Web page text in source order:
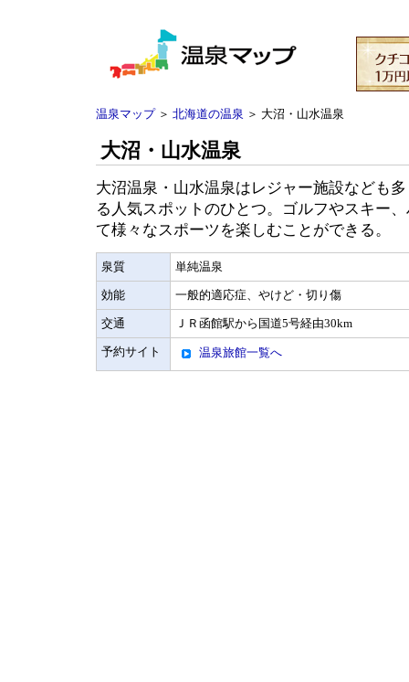
温泉マップ＞ 北海道の温泉 ＞ 大沼・山水温泉
大沼・山水温泉
大沼温泉・山水温泉はレジャー施設なども
る人気スポットのひとつ。ゴルフやスキー
て様々なスポーツを楽しむことができる。
泉質 単純温泉
効能 一般的適応症、やけど・切り傷
交通 ＪＲ函館駅から国道5号経由30km
予約サイト 温泉旅館一覧へ